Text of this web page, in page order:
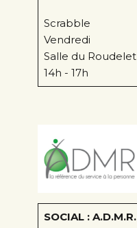
Scrabble
Vendredi
Salle du Roudelet
14h - 17h
SOCIAL : A.D.M.R.